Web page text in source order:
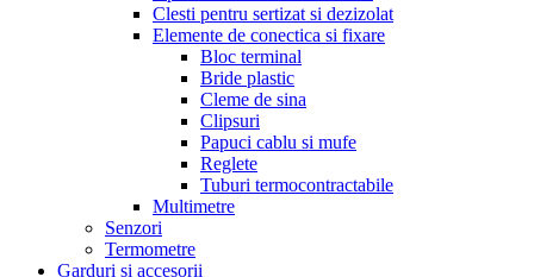
Clesti pentru sertizat si dezizolat
Elemente de conectica si fixare
Bloc terminal
Bride plastic
Cleme de sina
Clipsuri
Papuci cablu si mufe
Reglete
Tuburi termocontractabile
Multimetre
Senzori
Termometre
Garduri si accesorii